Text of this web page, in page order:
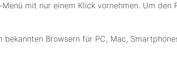
mit nur einem Klick vornehmen. Um den
Browsern für PC, Mac,